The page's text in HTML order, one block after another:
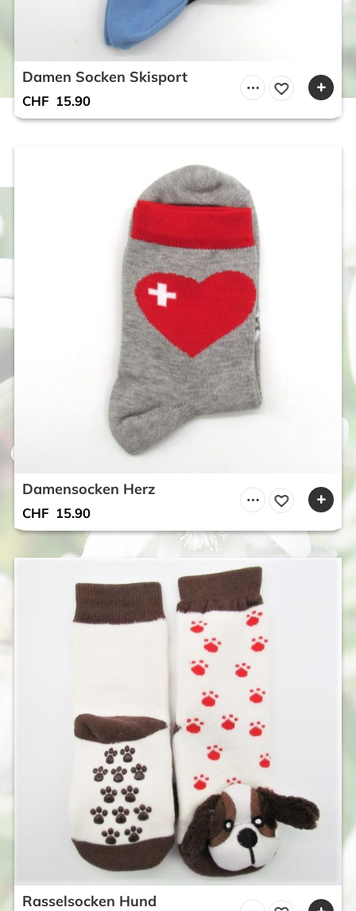
Damen Socken Skisport
CHF 15.90
Damensocken Herz
CHF 15.90
Rasselsocken Hund